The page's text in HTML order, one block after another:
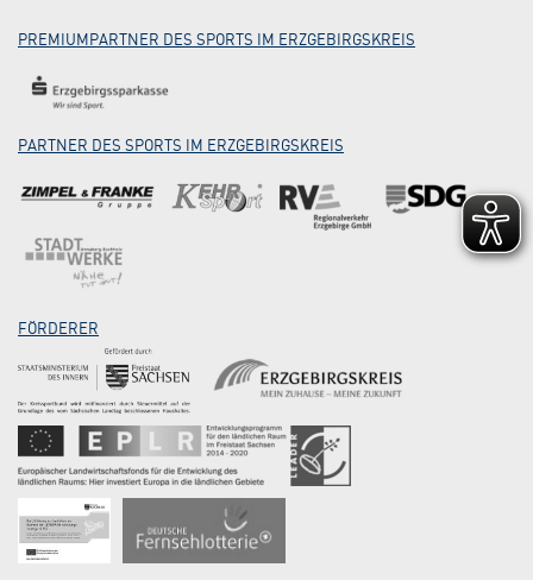
PREMIUMPARTNER DES SPORTS IM ERZGEBIRGSKREIS
PARTNER DES SPORTS IM ERZGEBIRGSKREIS
FÖRDERER